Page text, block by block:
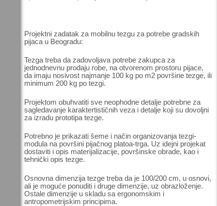
Projektni zadatak za mobilnu tezgu za potrebe gradskih
pijaca u Beogradu:
Tezga treba da zadovoljava potrebe zakupca za
jednodnevnu prodaju robe, na otvorenom prostoru pijace,
da imaju nosivost najmanje 100 kg po m2 površine tezge, ili
minimum 200 kg po tezgi.
Projektom obuhvatiti sve neophodne detalje potrebne za
sagledavanje karaktertističnih veza i detalje koji su dovoljni
za izradu prototipa tezge.
Potrebno je prikazati šeme i način organizovanja tezgi-
modula na površini pijačnog platoa-trga. Uz idejni projekat
dostaviti i opis materijalizacije, površinske obrade, kao i
tehnički opis tezge.
Osnovna dimenzija tezge treba da je 100/200 cm, u osnovi,
ali je moguće ponuditi i druge dimenzije, uz obrazloženje.
Ostale dimenzije u skladu sa ergonomskim i
antropometrijskim principima.